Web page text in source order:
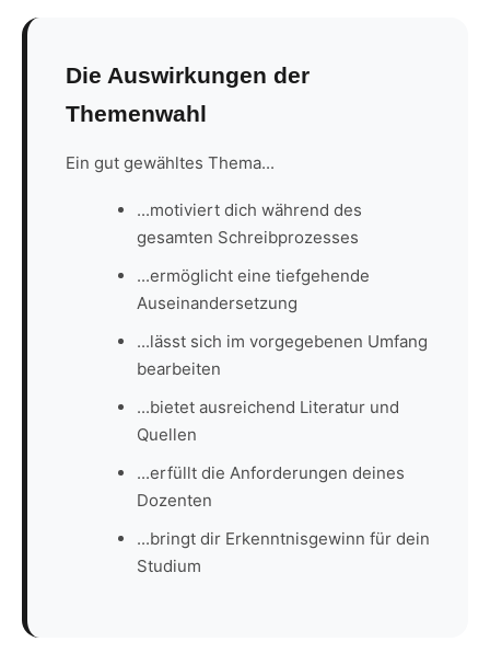
Die Auswirkungen der
Themenwahl
Ein gut gewähltes Thema...
...motiviert dich während des
gesamten Schreibprozesses
...ermöglicht eine tiefgehende
Auseinandersetzung
...lässt sich im vorgegebenen Umfang
bearbeiten
...bietet ausreichend Literatur und
Quellen
...erfüllt die Anforderungen deines
Dozenten
...bringt dir Erkenntnisgewinn für dein
Studium